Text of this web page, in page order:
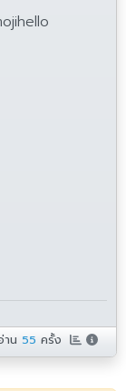
าน 55 ครั้ง